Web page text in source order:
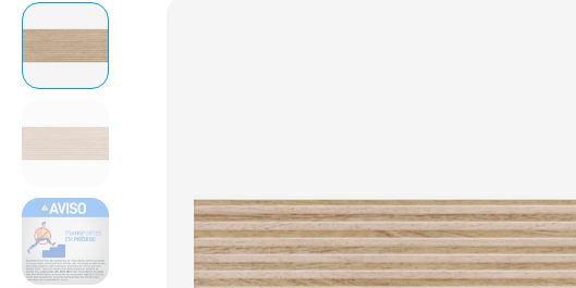
3º tinta
4 porcelanato
5º revestimento
6º pia
7º vaso sanitário
8º porta
9º chuveiro
10º 18l